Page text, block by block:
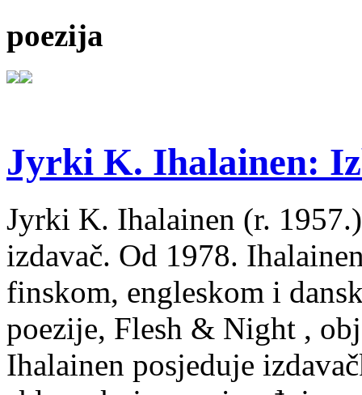
poezija
Jyrki K. Ihalainen:
Jyrki K. Ihalainen (r.
izdavač. Od 1978.
finskom, engleskom i
poezije, Flesh & Night ,
Ihalainen posjeduje